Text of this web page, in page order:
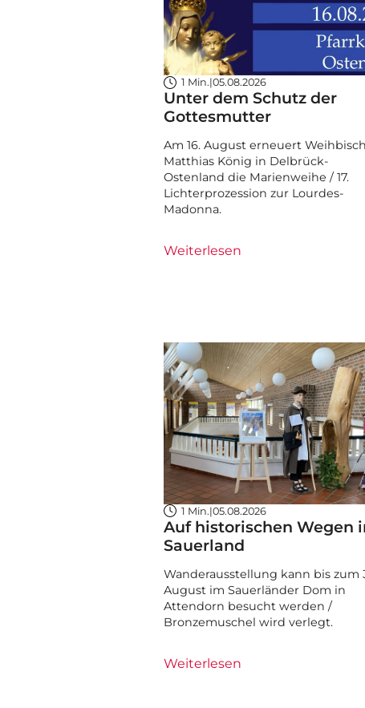
1 Min.|05.08.2026
Unter dem Schutz der
Gottesmutter
Am 16. August erneuert
Matthias König in Delbrück-
Ostenland die Marienweihe / 17.
Lichterprozession zur Lourdes-
Madonna.
Weiterlesen
1 Min.|05.08.2026
Auf historischen Wegen
Sauerland
Wanderausstellung kann bis zum
August im Sauerländer Dom in
Attendorn besucht werden /
Bronzemuschel wird verlegt.
Weiterlesen